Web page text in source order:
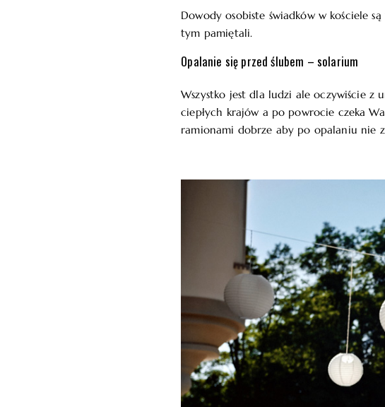
Dowody osobiste świadków w kościele
tym pamiętali.
Opalanie się przed ślubem – solarium
Wszystko jest dla ludzi ale oczywiście z
ciepłych krajów a po powrocie czeka
ramionami dobrze aby po opalaniu nie